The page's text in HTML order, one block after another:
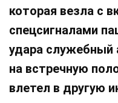
которая везла с
спецсигналами
удара служебный
на встречную
влетел в другую